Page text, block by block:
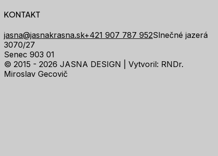
KONTAKT
jasna@jasnakrasna.sk+421 907 787 952Slnečné jazerá
3070/27
Senec 903 01
© 2015 - 2026 JASNA DESIGN | Vytvoril: RNDr.
Miroslav Gecovič